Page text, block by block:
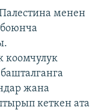
менен
жана
кеткен ата